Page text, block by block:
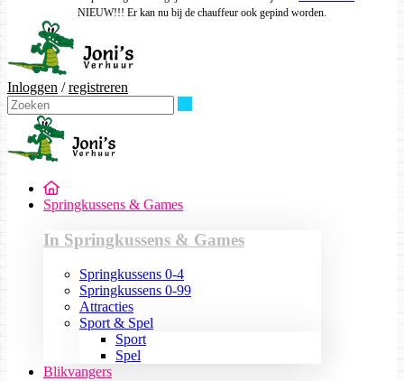
NIEUW!!! Er kan nu bij de chauffeur ook gepind worden.
Inloggen /registreren
Springkussens & Games
In Springkussens & Games
Springkussens 0-4
Springkussens 0-99
Attracties
Sport & Spel
Sport
Spel
Blikvangers